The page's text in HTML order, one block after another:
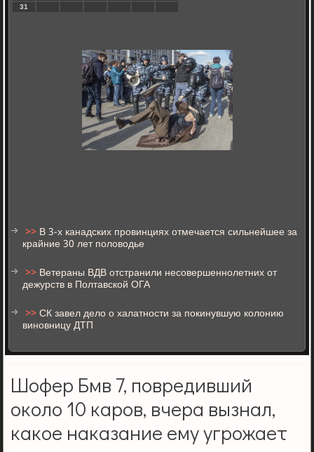
31
>> В 3-х канадских провинциях отмечается сильнейшее за
крайние 30 лет половодье
>> Ветераны ВДВ отстранили несовершеннолетних от
дежурств в Полтавской ОГА
>>СК завел дело о халатности за покинувшую колонию
виновницу ДТП
Шофер Бмв 7, повредивший
около 10 каров, вчера вызнал,
какое наказание ему угрожает